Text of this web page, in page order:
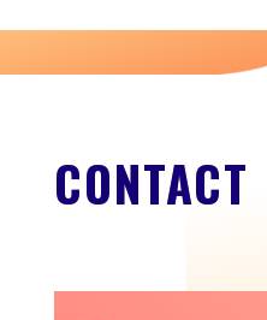
CONTACT